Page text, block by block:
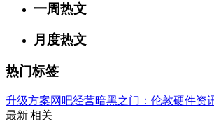
一周热文
月度热文
热门标签
升级方案网吧经营暗黑之门：伦敦硬件资
最新|相关